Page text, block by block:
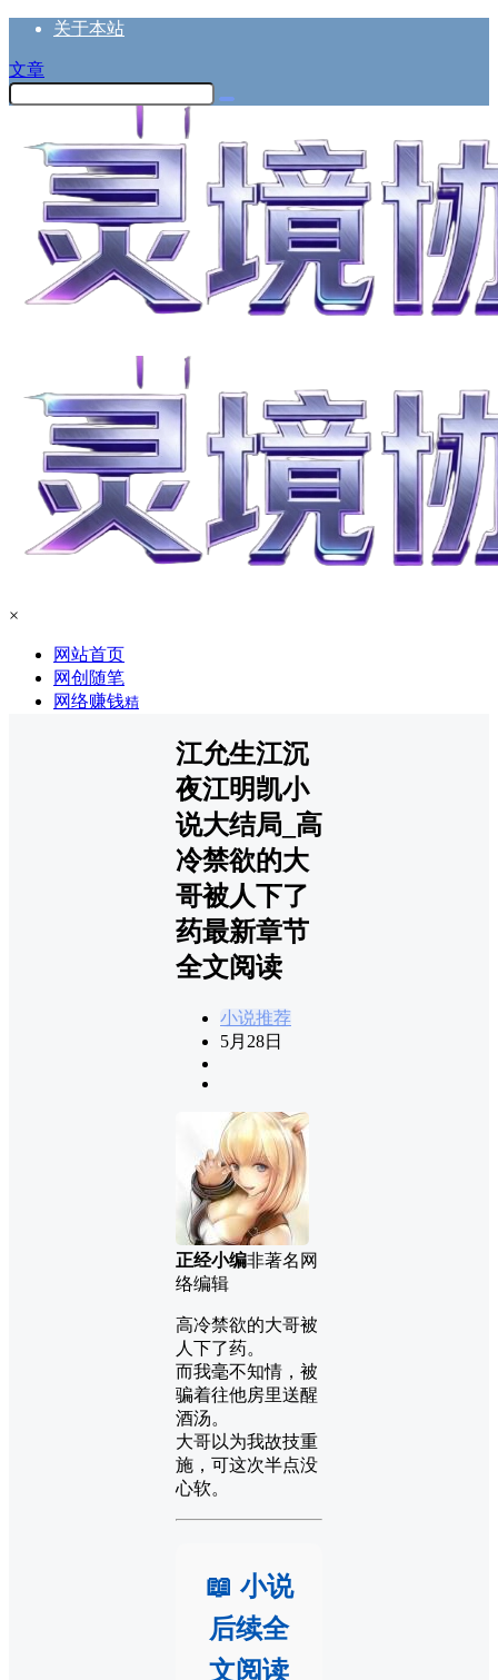
关于本站
文章
×
网站首页
网创随笔
网络赚钱精
江允生江沉
夜江明凯小
说大结局_高
冷禁欲的大
哥被人下了
药最新章节
全文阅读
小说推荐
5月28日
正经小编非著名网
络编辑
高冷禁欲的大哥被
人下了药。
而我毫不知情，被
骗着往他房里送醒
酒汤。
大哥以为我故技重
施，可这次半点没
心软。
📖 小说
后续全
文阅读